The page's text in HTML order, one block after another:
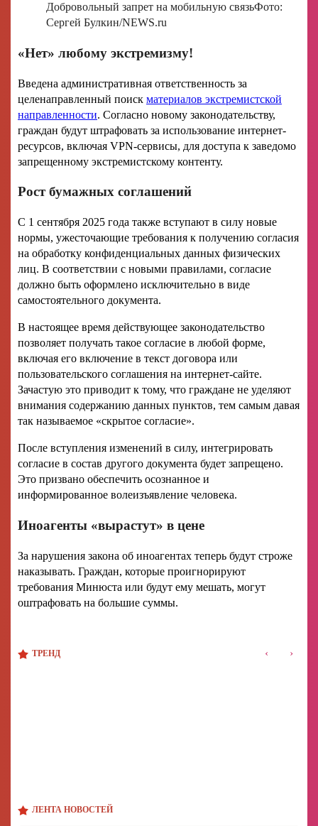
ЛЕНТА НОВОСТЕЙ
Добровольный запрет на мобильную связьФото:
Сергей Булкин/NEWS.ru
«Нет» любому экстремизму!
Введена административная ответственность за
целенаправленный поиск материалов экстремистской
направленности. Согласно новому законодательству,
граждан будут штрафовать за использование интернет-
ресурсов, включая VPN-сервисы, для доступа к заведомо
запрещенному экстремистскому контенту.
Рост бумажных соглашений
С 1 сентября 2025 года также вступают в силу новые
нормы, ужесточающие требования к получению согласия
на обработку конфиденциальных данных физических
лиц. В соответствии с новыми правилами, согласие
должно быть оформлено исключительно в виде
самостоятельного документа.
В настоящее время действующее законодательство
позволяет получать такое согласие в любой форме,
включая его включение в текст договора или
пользовательского соглашения на интернет-сайте.
Зачастую это приводит к тому, что граждане не уделяют
внимания содержанию данных пунктов, тем самым давая
так называемое «скрытое согласие».
После вступления изменений в силу, интегрировать
согласие в состав другого документа будет запрещено.
Это призвано обеспечить осознанное и
информированное волеизъявление человека.
Иноагенты «вырастут» в цене
За нарушения закона об иноагентах теперь будут строже
наказывать. Граждан, которые проигнорируют
требования Минюста или будут ему мешать, могут
оштрафовать на большие суммы.
ТРЕНД ‹ ›